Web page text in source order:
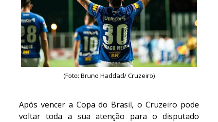
(Foto: Bruno Haddad/ Cruzeiro)
Após vencer a Copa do Brasil, o Cruzeiro pode
voltar toda a sua atenção para o disputado